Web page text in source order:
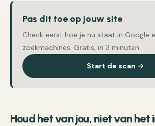
Pas dit toe op jouw site
Check eerst hoe je nu staat in Google
zoekmachines. Gratis, in 3 minuten.
Start de scan →
Houd het van jou, niet van het